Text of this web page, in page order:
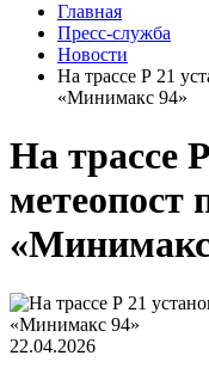
Главная
Пресс-служба
Новости
На трассе Р 21
«Минимакс 94»
На трассе
метеопост
22.04.2026